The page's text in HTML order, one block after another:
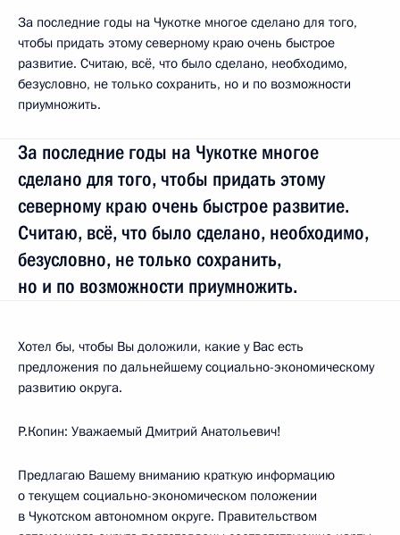
За последние годы на Чукотке многое сделано для того,
чтобы придать этому северному краю очень быстрое
развитие. Считаю, всё, что было сделано, необходимо,
безусловно, не только сохранить, но и по возможности
приумножить.
За последние годы на Чукотке многое
сделано для того, чтобы придать этому
северному краю очень быстрое развитие.
Считаю, всё, что было сделано, необходимо,
безусловно, не только сохранить,
но и по возможности приумножить.
Хотел бы, чтобы Вы доложили, какие у Вас есть
предложения по дальнейшему социально-экономическому
развитию округа.
Р.Копин: Уважаемый Дмитрий Анатольевич!
Предлагаю Вашему вниманию краткую информацию
о текущем социально-экономическом положении
в Чукотском автономном округе. Правительством